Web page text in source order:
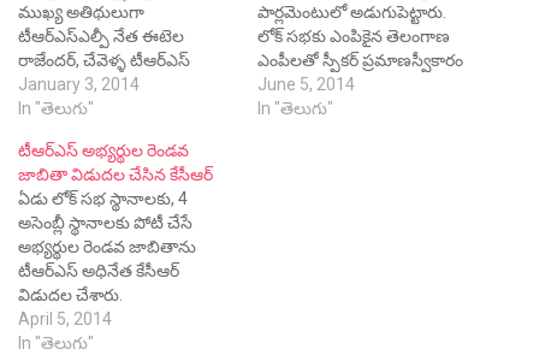
ముఖ్య అతిథులుగా
టీఆర్ఎస్ఎల్పీ నేత ఈటెల
రాజేందర్, చేవెళ్ళ టీఆర్ఎస్
నియోజకవర్గ ఇంచార్జి కొండా
విశ్వేశ్వర్ రెడ్డి హాజరయ్యారు. ఈ
మాట్లాడుతూ సీమాంధ్రులు రోజుకో
కుట్రతో తెలంగాణకు
అడ్డుపడుతున్నారని, మర్యాదగా
తెలంగాణ ఇవ్వకపోతే బరిగీసి
కొట్లాడతామని హెచ్చరించారు.
తెలంగాణ ఏర్పాటు అధికారం
కోసం కాదని, ఆత్మగౌరవ
పోరాటమన్నారు. ఆర్టికల్ 3 ప్రకారం
ప్రత్యేక రాష్ట్రాలు ఏర్పాటు చేసే…
January 3, 2014
In "తెలుగు"
పార్లమెంటులో అడుగుపెట్టారు.
లోక్ సభకు ఎంపికైన తెలంగాణ
ఎంపీలతో స్పీకర్ ప్రమాణస్వీకారం
చేయించారు. వారిలో జితేందర్
రెడ్డి(మహబూబ్ నగర్), కొండా
June 5, 2014
In "తెలుగు"
టీఆర్ఎస్ అభ్యర్థుల రెండవ
జాబితా విడుదల చేసిన కేసీఆర్
ఏడు లోక్ సభ స్థానాలకు, 4
అసెంబ్లీ స్థానాలకు పోటీ చేసే
అభ్యర్థుల రెండవ జాబితాను
టీఆర్ఎస్ అధినేత కేసీఆర్
విడుదల చేశారు.
April 5, 2014
In "తెలుగు"